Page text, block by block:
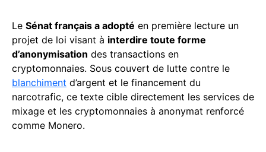
Le Sénat français a adopté en première lecture un
projet de loi visant à interdire toute forme
d’anonymisation des transactions en
cryptomonnaies. Sous couvert de lutte contre le
blanchiment d’argent et le financement du
narcotrafic, ce texte cible directement les services de
mixage et les cryptomonnaies à anonymat renforcé
comme Monero.